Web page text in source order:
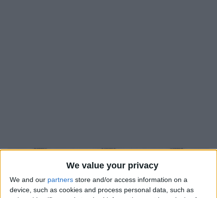
We value your privacy
We and our partners store and/or access information on a
device, such as cookies and process personal data, such as